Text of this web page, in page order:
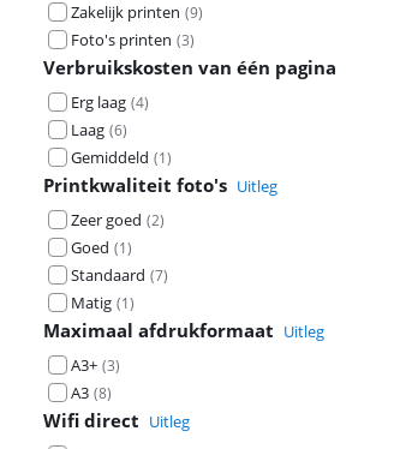
Zakelijk printen (9)
Foto's printen (3)
Verbruikskosten van één pagina
Erg laag (4)
Laag (6)
Gemiddeld (1)
Printkwaliteit foto's Uitleg
Zeer goed (2)
Goed (1)
Standaard (7)
Matig (1)
Maximaal afdrukformaat Uitleg
A3+ (3)
A3 (8)
Wifi direct Uitleg